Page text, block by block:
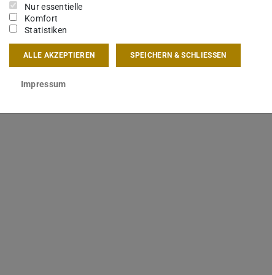
Nur essentielle
Komfort
Statistiken
ALLE AKZEPTIEREN SPEICHERN & SCHLIESSEN
Impressum